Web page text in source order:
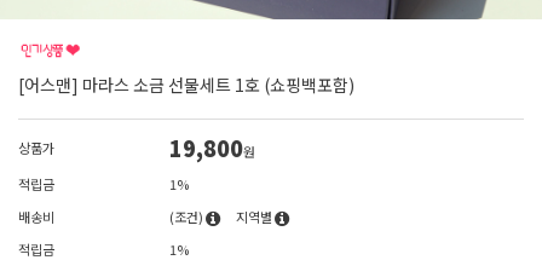
[어스맨] 마라스 소금 선물세트 1호 (쇼핑백포함)
상품가 19,800원
적립금
1%
배송비
(조건)
지역별
적립금
1%